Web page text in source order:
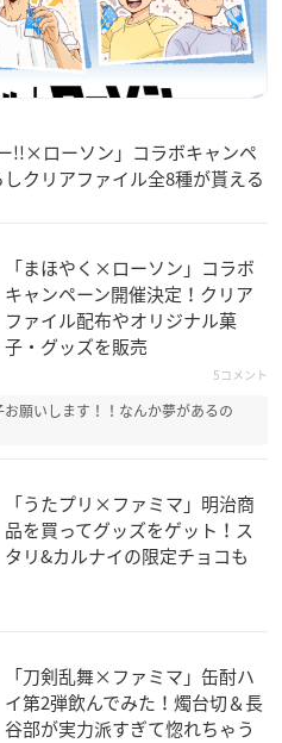
!!×ローソン」コラボキャンペ
クリアファイル全8種が貰える
「まほやく×ローソン」コラボ
キャンペーン開催決定！クリア
ファイル配布やオリジナル菓
子・グッズを販売
5コメント
願いします！！なんか夢があるの
「うたプリ×ファミマ」明治商
品を買ってグッズをゲット！ス
タリ&カルナイの限定チョコも
「刀剣乱舞×ファミマ」缶酎ハ
イ第2弾飲んでみた！燭台切＆長
谷部が実力派すぎて惚れちゃう